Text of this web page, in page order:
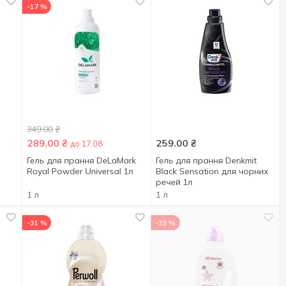
-17 %
349.00 ₴
289.00 ₴ до 17.08
Гель для прання DeLaMark
Royal Powder Universal 1л
1 л
259.00 ₴
Гель для прання Denkmit
Black Sensation для чорних
речей 1л
1 л
-31 % -33 %